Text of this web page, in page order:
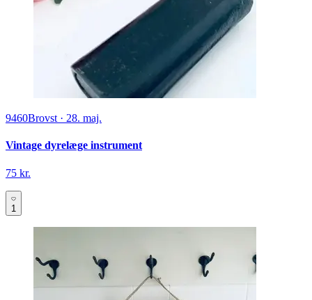
9460Brovst · 28. maj.
Vintage dyrelæge instrument
75 kr.
1